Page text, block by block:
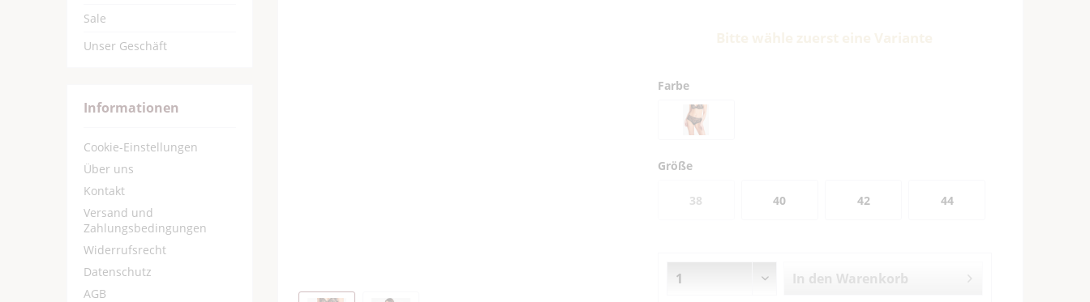
Sale
Unser Geschäft
Informationen
Cookie-Einstellungen
Über uns
Kontakt
Versand und
Zahlungsbedingungen
Widerrufsrecht
Datenschutz
AGB
Farbe
Größe
38 40 42 44
In den Warenkorb